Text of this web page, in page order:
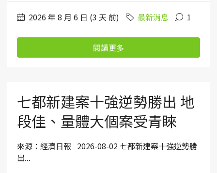
2026 年 8 月 6 日 (3 天 前) 最新消息 1
閱讀更多
七都新建案十強逆勢勝出 地
段佳、量體大個案受青睞
來源：經濟日報 2026-08-02 七都新建案十強逆勢勝
出...